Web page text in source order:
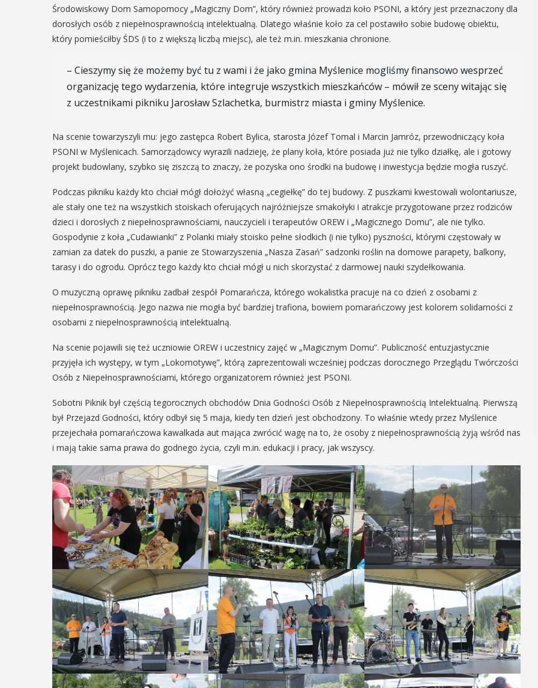
Środowiskowy Dom Samopomocy „Magiczny Dom”, który również prowadzi koło PSONI, a który jest przeznaczony dla
dorosłych osób z niepełnosprawnością intelektualną. Dlatego właśnie koło za cel postawiło sobie budowę obiektu,
który pomieściłby ŚDS (i to z większą liczbą miejsc), ale też m.in. mieszkania chronione.
– Cieszymy się że możemy być tu z wami i że jako gmina Myślenice mogliśmy finansowo wesprzeć
organizację tego wydarzenia, które integruje wszystkich mieszkańców – mówił ze sceny witając się
z uczestnikami pikniku Jarosław Szlachetka, burmistrz miasta i gminy Myślenice.
Na scenie towarzyszyli mu: jego zastępca Robert Bylica, starosta Józef Tomal i Marcin Jamróz, przewodniczący koła
PSONI w Myślenicach. Samorządowcy wyrazili nadzieję, że plany koła, które posiada już nie tylko działkę, ale i gotowy
projekt budowlany, szybko się ziszczą to znaczy, że pozyska ono środki na budowę i inwestycja będzie mogła ruszyć.
Podczas pikniku każdy kto chciał mógł dołożyć własną „cegiełkę” do tej budowy. Z puszkami kwestowali wolontariusze,
ale stały one też na wszystkich stoiskach oferujących najróżniejsze smakołyki i atrakcje przygotowane przez rodziców
dzieci i dorosłych z niepełnosprawnościami, nauczycieli i terapeutów OREW i „Magicznego Domu”, ale nie tylko.
Gospodynie z koła „Cudawianki” z Polanki miały stoisko pełne słodkich (i nie tylko) pyszności, którymi częstowały w
zamian za datek do puszki, a panie ze Stowarzyszenia „Nasza Zasań” sadzonki roślin na domowe parapety, balkony,
tarasy i do ogrodu. Oprócz tego każdy kto chciał mógł u nich skorzystać z darmowej nauki szydełkowania.
O muzyczną oprawę pikniku zadbał zespół Pomarańcza, którego wokalistka pracuje na co dzień z osobami z
niepełnosprawnością. Jego nazwa nie mogła być bardziej trafiona, bowiem pomarańczowy jest kolorem solidarności z
osobami z niepełnosprawnością intelektualną.
Na scenie pojawili się też uczniowie OREW i uczestnicy zajęć w „Magicznym Domu”. Publiczność entuzjastycznie
przyjęła ich występy, w tym „Lokomotywę”, którą zaprezentowali wcześniej podczas dorocznego Przeglądu Twórczości
Osób z Niepełnosprawnościami, którego organizatorem również jest PSONI.
Sobotni Piknik był częścią tegorocznych obchodów Dnia Godności Osób z Niepełnosprawnością Intelektualną. Pierwszą
był Przejazd Godności, który odbył się 5 maja, kiedy ten dzień jest obchodzony. To właśnie wtedy przez Myślenice
przejechała pomarańczowa kawalkada aut mająca zwrócić wagę na to, że osoby z niepełnosprawnością żyją wśród nas
i mają takie sama prawa do godnego życia, czyli m.in. edukacji i pracy, jak wszyscy.
i
wakacji, czyli 29-30
Turnieju Myślimira.
organizowane przez
w Myślenicach
SZCZEGÓŁY
22 MAJ
17:00 -
V Myślenicki
Tydzień Rodzin
W piątek 22 maja rozpocznie się V
Myślenicki Tydzień Rodzin. Jego hasło
brzmi "Rodzina w centrum". Oto co jego
organizatorzy, czyli Centrum Usług
Społecznych w ...
POKAŻ SZCZEGÓŁY
26 MAJ
17:00 -
Rodzinne
zwiedzanie
Myślenic z
przewodnikiem
Muzeum Niepodległości w Myślenicach
zaprasza na rodzinne zwiedzanie
się ono we wtorek 26 maja i będzie
jednym z wydarzeń V Myślenickiego ...
POKAŻ SZCZEGÓŁY